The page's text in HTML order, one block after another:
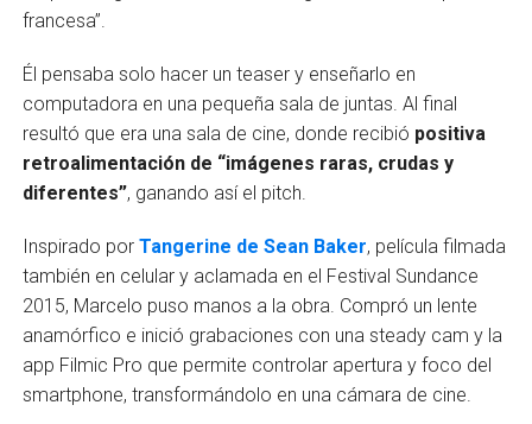
francesa”.
Él pensaba solo hacer un teaser y enseñarlo en
computadora en una pequeña sala de juntas. Al final
resultó que era una sala de cine, donde recibió positiva
retroalimentación de “imágenes raras, crudas y
diferentes”, ganando así el pitch.
Inspirado por Tangerine de Sean Baker, película filmada
también en celular y aclamada en el Festival Sundance
2015, Marcelo puso manos a la obra. Compró un lente
anamórfico e inició grabaciones con una steady cam y la
app Filmic Pro que permite controlar apertura y foco del
smartphone, transformándolo en una cámara de cine.